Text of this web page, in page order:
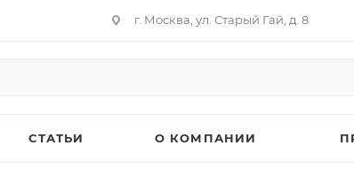
г. Москва, ул. Старый Гай, д. 8
СТАТЬИ О КОМПАНИИ